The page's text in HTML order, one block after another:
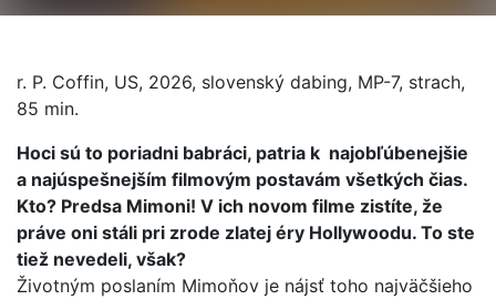
r. P. Coffin, US, 2026, slovenský dabing, MP-7, strach,
85 min.
Hoci sú to poriadni babráci, patria k najobľúbenejšie
a najúspešnejším filmovým postavám všetkých čias.
Kto? Predsa Mimoni! V ich novom filme zistíte, že
práve oni stáli pri zrode zlatej éry Hollywoodu. To ste
tiež nevedeli, však?
Životným poslaním Mimoňov je nájsť toho najväčšieho